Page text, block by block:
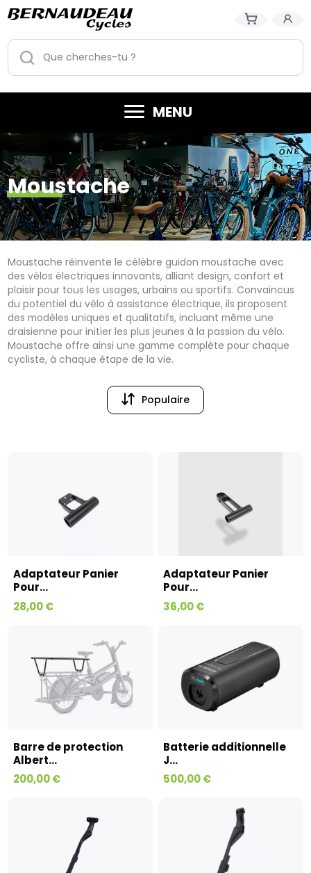
MENU
Moustache
Moustache réinvente le célèbre guidon moustache avec
des vélos électriques innovants, alliant design, confort et
plaisir pour tous les usages, urbains ou sportifs. Convaincus
du potentiel du vélo à assistance électrique, ils proposent
des modèles uniques et qualitatifs, incluant même une
draisienne pour initier les plus jeunes à la passion du vélo.
Moustache offre ainsi une gamme complète pour chaque
cycliste, à chaque étape de la vie.
Populaire
Adaptateur Panier
Pour...
28,00 €
Adaptateur Panier
Pour...
36,00 €
Barre de protection
Albert...
200,00 €
Batterie additionnelle
J...
500,00 €